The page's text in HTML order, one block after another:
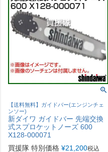
【送料無料】ガイドバー(エンジンチェ
ンソー)
新ダイワ ガイドバー 先端交換
式スプロケットノーズ 600
X128-000071
買援隊 特別価格 ¥21,200税込